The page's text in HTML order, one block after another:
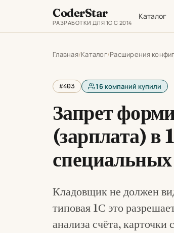
CoderStar
РАЗРАБОТКИ ДЛЯ 1С С 2014
Каталог
Главная Каталог Расширения
#403 16компаний купили
Запрет
(зарплата) в
Кладовщик не должен
типовая 1С это
анализа счёта, карточки